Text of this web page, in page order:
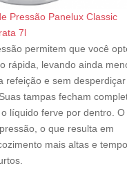
Pressão Panelux Classic
7l
permitem que você
rápida, levando ainda
refeição e sem
tampas fecham
líquido ferve por dentro.
o que resulta em
mais altas e